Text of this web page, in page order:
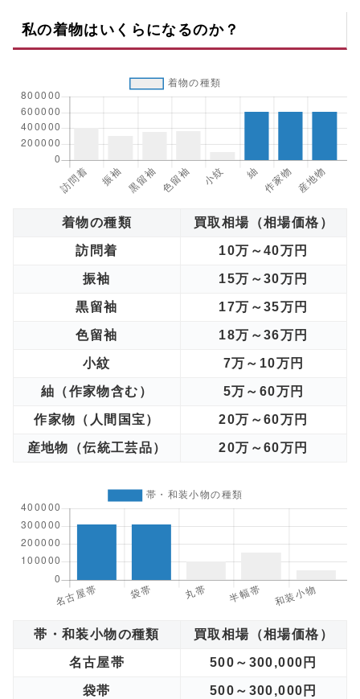
私の着物はいくらになるのか？
着物の種類 買取相場（相場価格）
訪問着 10万～40万円
振袖 15万～30万円
黒留袖 17万～35万円
色留袖 18万～36万円
小紋 7万～10万円
紬（作家物含む） 5万～60万円
作家物（人間国宝） 20万～60万円
産地物（伝統工芸品） 20万～60万円
帯・和装小物の種類 買取相場（相場価格）
名古屋帯 500～300,000円
袋帯 500～300,000円